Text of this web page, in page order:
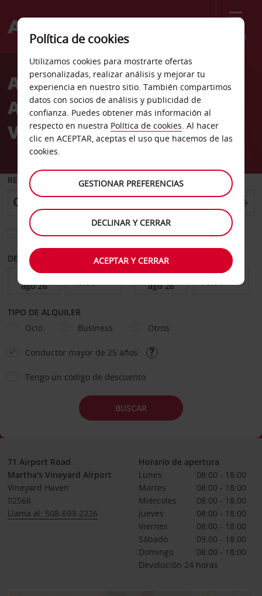
Menú
Welcome
AvisAlquiler de coches
Aeropuerto de Marthas
Vineyard
RECOGER EN
Elegir otra oficina de devolución
DESDE HASTA
TIPO DE ALQUILER
Ocio
Business Otros
Conductor mayor de 25 años
Tengo un código de descuento
BUSCAR
71 Airport Road
Martha's Vineyard Airport
Vineyard Haven
02568
Llama al: 508-693-2226
Horario de apertura
Lunes
08:00 - 18:00
Martes
08:00 - 18:00
Miércoles
08:00 - 18:00
Jueves
08:00 - 18:00
Viernes
08:00 - 18:00
Sábado
09:00 - 18:00
Domingo
08:00 - 18:00
Devolución 24 horas
Política de cookies
Utilizamos cookies para mostrarte ofertas
personalizadas, realizar análisis y mejorar tu
experiencia en nuestro sitio. También compartimos
datos con socios de análisis y publicidad de
confianza. Puedes obtener más información al
respecto en nuestra Política de cookies. Al hacer
clic en ACEPTAR, aceptas el uso que hacemos de las
cookies.
GESTIONAR PREFERENCIAS
DECLINAR Y CERRAR
ACEPTAR Y CERRAR